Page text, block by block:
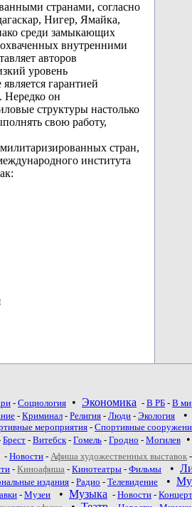
странами, согласно
Нигер, Ямайка,
среди замыкающих
внутренними
авторов
уровень
гарантией
Нередко он
структуры настолько
свою работу,
стран,
института
- Социология • Экономика - В РБ - В
- Криминал - Религия - Люди - Экология •
мероприятия - Спортивные
Брест - Витебск- Гомель - Гродно - Могилев •
- Новости - Афиша художественных выставок -
- Киноафиша - Кинотеатры - Фильмы •
издания - Радио - Телевидение •
- Музеи • Музыка - Новости -